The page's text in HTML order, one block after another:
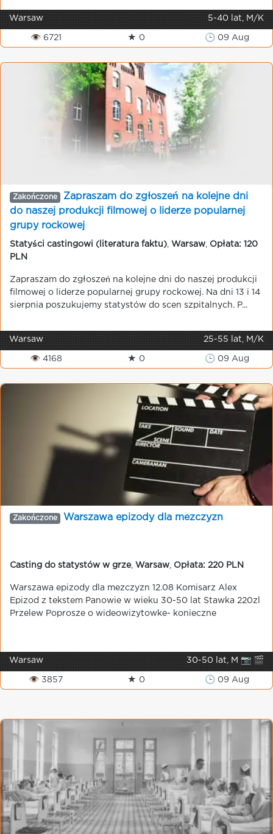
Warsaw 5-40 lat, M/K
👁 6721 ★ 0 🕒 09 Aug
Zakończone
Zapraszam do zgłoszeń na kolejne dni
do naszej produkcji filmowej o liderze popularnej
grupy rockowej
Statyści castingowi (literatura faktu) Warsaw
Opłata: 120
PLN
Zapraszam do zgłoszeń na kolejne dni do naszej produkcji
filmowej o liderze popularnej grupy rockowej. Na dni 13 i 14
sierpnia poszukujemy statystów do scen szpitalnych. P...
Warsaw 25-55 lat, M/K
👁 4168 ★ 0 🕒 09 Aug
Zakończone Warszawa epizody dla mezczyzn
Casting do statystów w grze, Warsaw Opłata: 220 PLN
Warszawa epizody dla mezczyzn 12.08 Komisarz Alex
Epizod z tekstem Panowie w wieku 30-50 lat Stawka 220zl
Przelew Poprosze o wideowizytowke- konieczne
Warsaw 30-50 lat, M 📷 🎬
👁 3857 ★ 0 🕒 09 Aug